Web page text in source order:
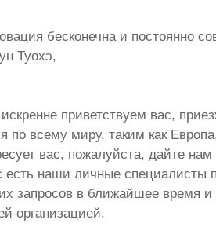
бесконечна и постоянно
Туохэ,
приветствуем вас,
по всему миру, таким как
вас, пожалуйста, дайте
есть наши личные специалисты
запросов в ближайшее время и
организацией.